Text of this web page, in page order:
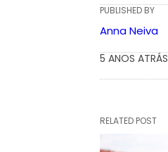
PUBLISHED BY
Anna Neiva
5 ANOS ATRÁS
RELATED POST